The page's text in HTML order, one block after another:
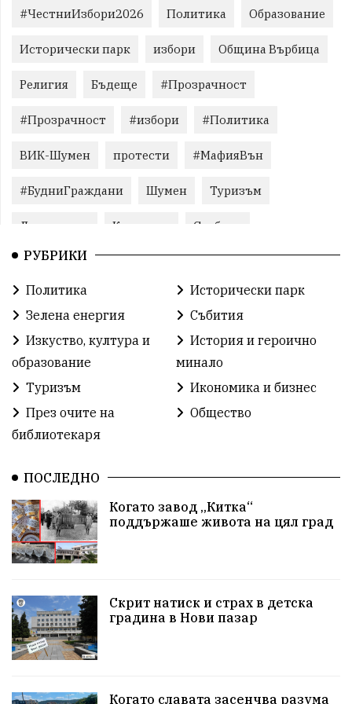
#ЧестниИзбори2026 Политика Образование
Исторически парк избори Община Върбица
Религия Бъдеще #Прозрачност
#Прозрачност #избори #Политика
ВИК-Шумен протести #МафияВън
#БудниГраждани Шумен Туризъм
Литература Корупция Свобода
Справедливост
Събития Здраве Безводие
Безводие Война на пътя
#СилаНаНарода контрапротести
#България
Зависимости ИсторическиПарк НовиПазар
Неудобните Шуробаджанащина
БлизкоМинало
Пещера „Бисерна" АкваЯнтра
БългарскиПроизводител
РУБРИКИ
Политика
Исторически парк
Зелена енергия
Събития
Изкуство, култура и
образование
История и героично
минало
Туризъм
Икономика и бизнес
През очите на
библиотекаря
Общество
ПОСЛЕДНО
Когато завод „Китка“
поддържаше живота на цял град
Скрит натиск и страх в детска
градина в Нови пазар
Когато славата засенчва разума